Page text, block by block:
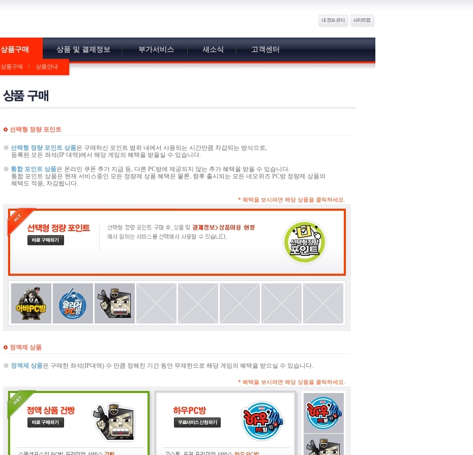
상품구매
상품구매 상품안내
상품 및 결제정보 부가서비스 새소식 고객센터
선택형 정량 포인트
※ 선택형 정량 포인트 상품은 구매하신 포인트 범위 내에서 사용되는 시간만큼 차감되는 방식으로,
등록된 모든 좌석(IP 대역)에서 해당 게임의 혜택을 받을실 수 있습니다.
※ 통합 포인트 상품은 온라인 쿠폰 추가 지급 등, 다른 PC방에 제공되지 않는 추가 혜택을 받을 수 있습니다.
통합 포인트 상품은 현재 서비스중인 모든 정량제 상품 혜택은 물론, 향후 출시되는 모든 네오위즈 PC방 정량제 상품의
혜택도 적용, 차감됩니다.
* 혜택을 보시려면 해당 상품을 클릭하세요.
정액제 상품
※ 정액제 상품은 구매한 좌석(IP대역) 수 만큼 정해진 기간 동안 무제한으로 해당 게임의 혜택을 받으실 수 있습니다.
* 혜택을 보시려면 해당 상품을 클릭하세요.